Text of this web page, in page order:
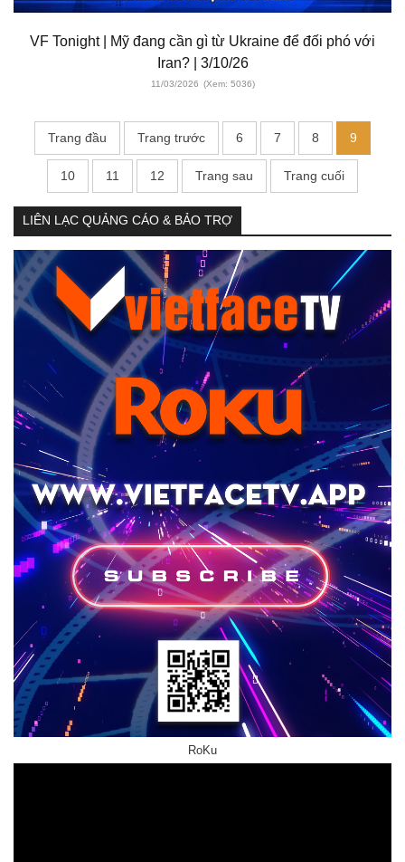
VF Tonight | Mỹ đang cần gì từ Ukraine để đối phó với
Iran? | 3/10/26
11/03/2026 (Xem: 5036)
Trang đầu Trang trước 6 7 8 9
10 11 12 Trang sau Trang cuối
LIÊN LẠC QUẢNG CÁO & BẢO TRỢ
RoKu